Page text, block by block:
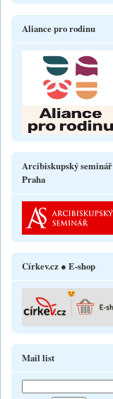
Aliance pro rodinu
Arcibiskupský seminář
Praha
Církev.cz ● E-shop
Mail list